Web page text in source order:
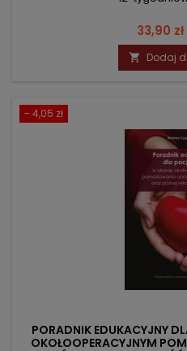
Cena
33,90 zł
 Dodaj
- 4,05 zł
PORADNIK EDUKACYJNY
OKOŁOOPERACYJNYM